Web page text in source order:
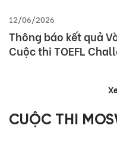
12/06/2026
Thông báo kết quả
Cuộc thi TOEFL
CUỘC THI